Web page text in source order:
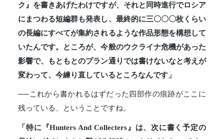
ク』を書きあげたわけですが、それと同時進行でロシア
にまつわる短編群も発表し、最終的に三〇〇〇枚くらい
の長編にすべてが集約されるような作品形態を構想して
いたんです。ところが、今般のウクライナ危機があった
影響で、もともとのプラン通りでは書けないなと考えが
変わって、今練り直しているところなんです」
──これから書かれるはずだった四部作の痕跡がここに
残っている、ということですね。
「特に『Hunters And Collecters』は、次に書く予定の